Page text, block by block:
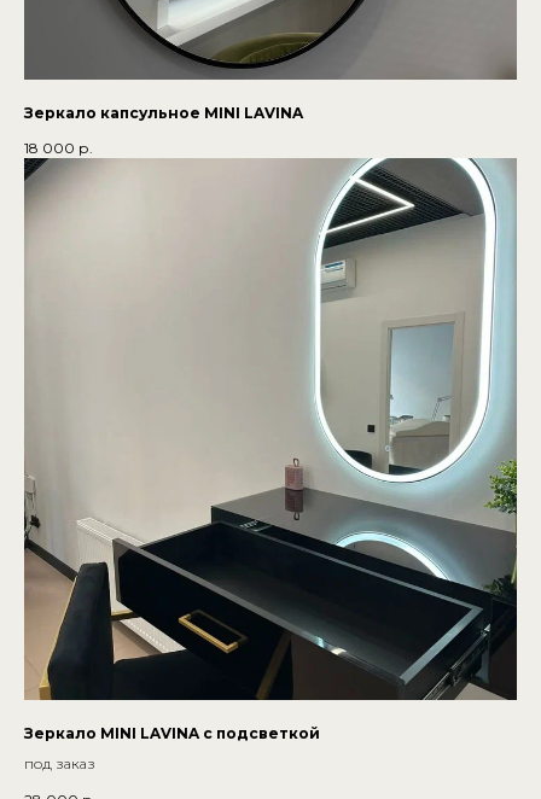
Зеркало капсульное MINI LAVINA
18 000 р.
Зеркало MINI LAVINA с подсветкой
под заказ